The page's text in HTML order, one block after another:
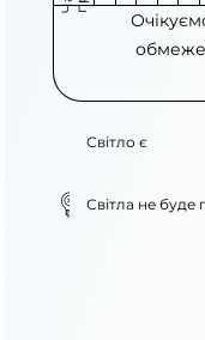
Світло є
Світла не буде